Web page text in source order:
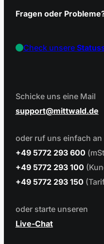
Fragen oder
Check unsere
Schicke uns eine Mail
support
mittwald.de
oder ruf uns einfach an
+49 5772 293 600
+49 5772 293 100
+49 5772 293 150
oder starte unseren
Live-Chat